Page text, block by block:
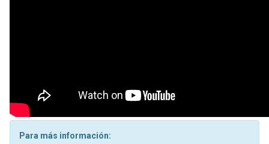
Para más información: